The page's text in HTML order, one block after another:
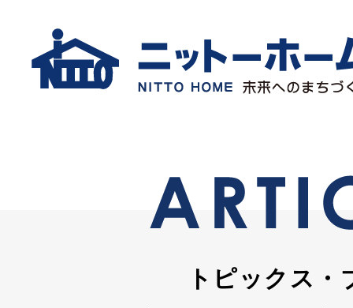
トピックス・